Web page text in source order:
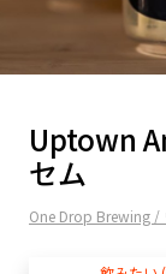
Uptown
セム
One Drop Brewing /